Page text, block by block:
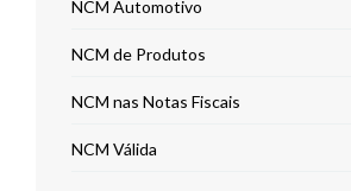
NCM Automotivo
NCM de Produtos
NCM nas Notas Fiscais
NCM Válida